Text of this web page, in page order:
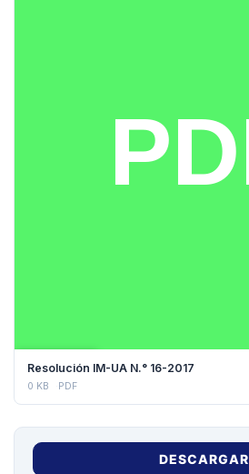
Resolución IM-UA N.° 16-2017
0 KB PDF
DESCARGAR